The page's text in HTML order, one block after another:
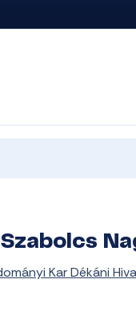
Szabolcs
Kar Dékáni